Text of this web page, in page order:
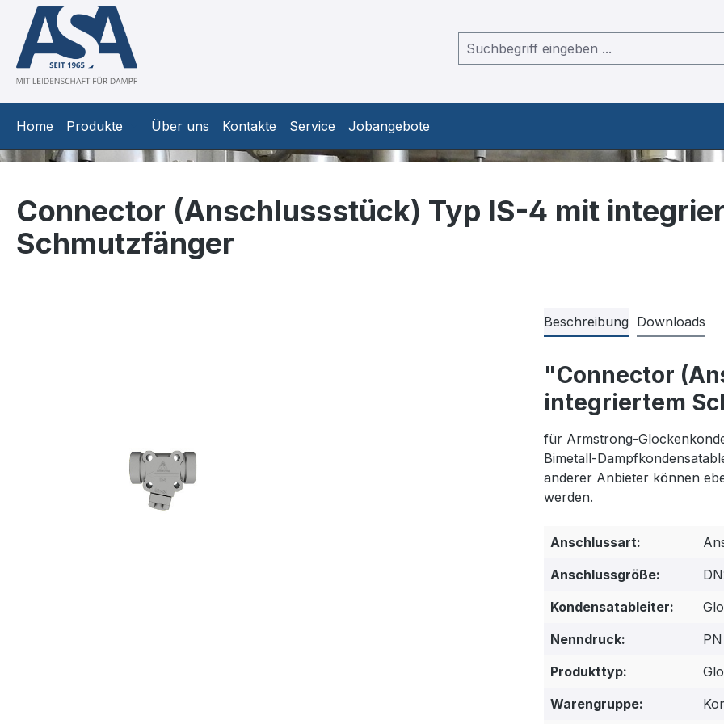
Hauptinhalt springen
Zur Suche springen
Zur Hauptnavigation springen
Home Produkte Über uns Kontakte Service Jobangebote
Connector (Anschlussstück) Typ IS-4 mit
Schmutzfänger
Beschreibung Downloads
"Connector
integriertem
für Armstrong-
Bimetall-
anderer Anbieter können
werden.
Anschlussart:
Anschlussgröße:
Kondensatableiter:
Nenndruck:
Produkttyp:
Warengruppe: